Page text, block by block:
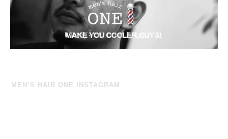
MEN’S HAIR ONE INSTAGRAM